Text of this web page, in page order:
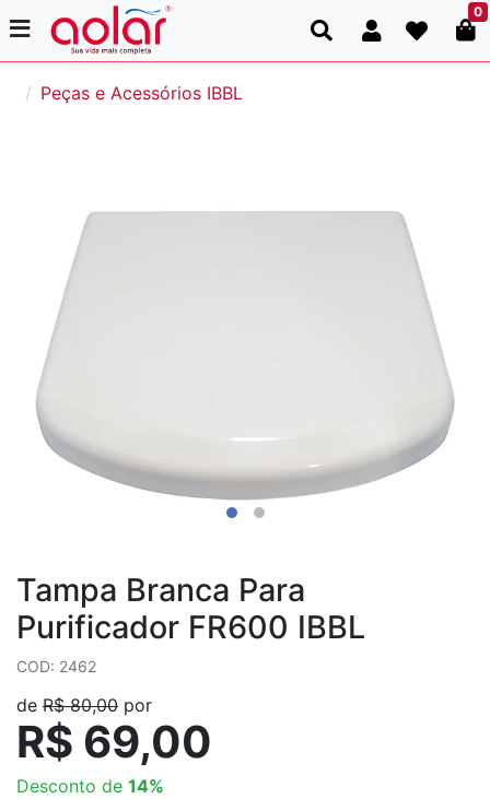
0
Peças e Acessórios IBBL
Tampa Branca Para
Purificador FR600 IBBL
COD: 2462
de R$ 80,00 por
R$ 69,00
Desconto de 14%